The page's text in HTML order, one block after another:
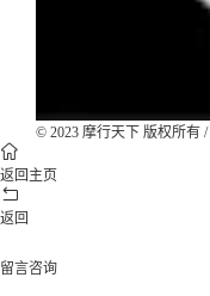
© 2023 摩行天下 版权所有 /
返回主页
返回
留言咨询